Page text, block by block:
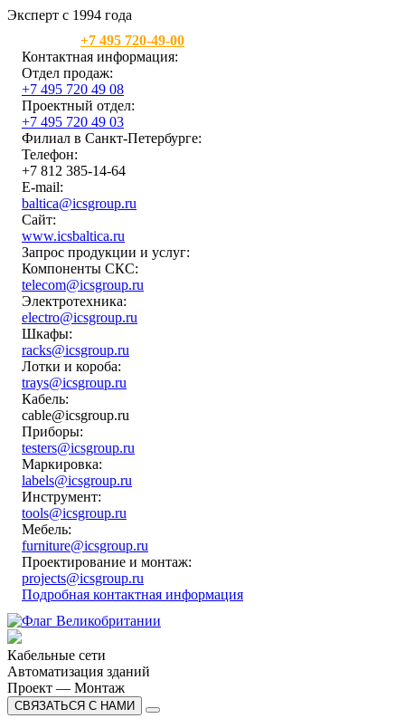
Эксперт с 1994 года
+7 495 720-49-00
Контактная информация:
Отдел продаж:
+7 495 720 49 08
Проектный отдел:
+7 495 720 49 03
Филиал в Санкт-Петербурге:
Телефон:
+7 812 385-14-64
E-mail:
baltica@icsgroup.ru
Сайт:
www.icsbaltica.ru
Запрос продукции и услуг:
Компоненты СКС:
telecom@icsgroup.ru
Электротехника:
electro@icsgroup.ru
Шкафы:
racks@icsgroup.ru
Лотки и короба:
trays@icsgroup.ru
Кабель:
cable@icsgroup.ru
Приборы:
testers@icsgroup.ru
Маркировка:
labels@icsgroup.ru
Инструмент:
tools@icsgroup.ru
Мебель:
furniture@icsgroup.ru
Проектирование и монтаж:
projects@icsgroup.ru
Подробная контактная информация
Кабельные сети
Автоматизация зданий
Проект — Монтаж
СВЯЗАТЬСЯ С НАМИ